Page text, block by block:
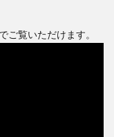
覧いただけます。